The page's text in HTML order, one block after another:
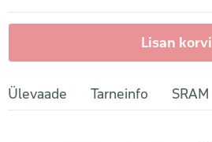
Lisan korvi
Ülevaade Tarneinfo SRAM